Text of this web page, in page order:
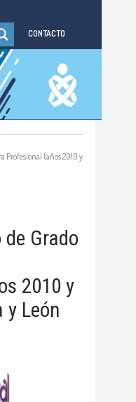
CONTACTO
Profesional (años 2010 y
Grado
2010 y
León